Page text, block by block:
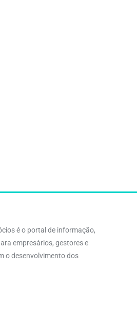
é o portal de informação,
empresários, gestores e
o desenvolvimento dos